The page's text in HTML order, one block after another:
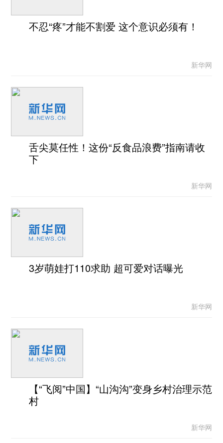
不忍“疼”才能不割爱 这个意识必须有！
新华网
舌尖莫任性！这份“反食品浪费”指南请收
下
新华网
3岁萌娃打110求助 超可爱对话曝光
新华网
【“飞阅”中国】“山沟沟”变身乡村治理示范
村
新华网